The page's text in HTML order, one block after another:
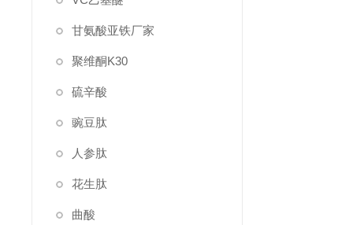
甘氨酸亚铁厂家
聚维酮K30
硫辛酸
豌豆肽
人参肽
花生肽
曲酸